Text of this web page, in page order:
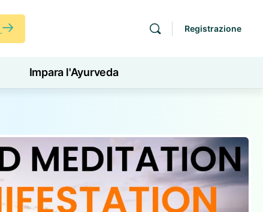
Registrazione
Impara l'Ayurveda